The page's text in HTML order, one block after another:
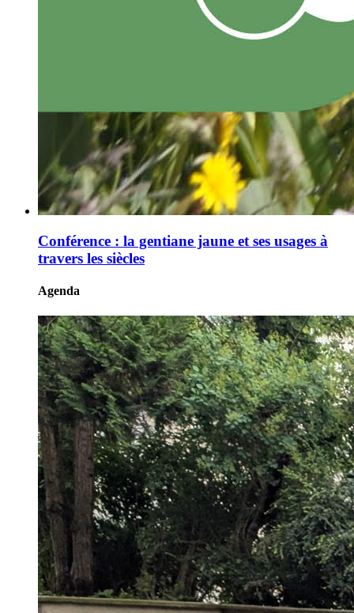
Conférence : la gentiane jaune et ses usages à
travers les siècles
Agenda